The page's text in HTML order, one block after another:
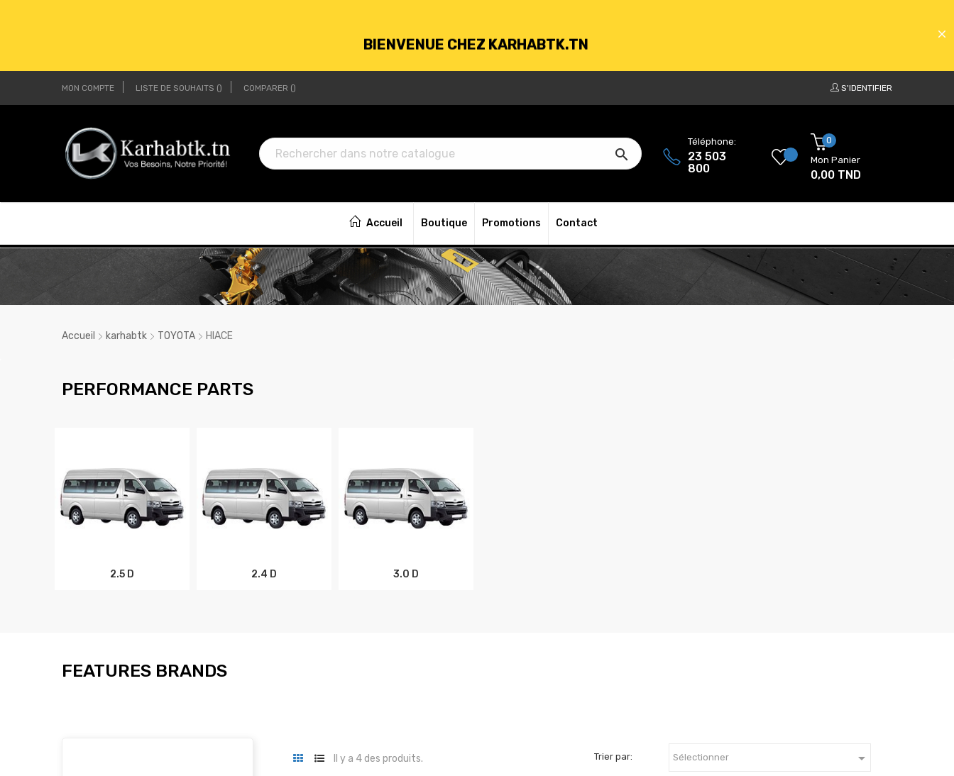
LIVRAISON GRATUITE À PARTIR DE 250DT D'ACHATS
BIENVENUE CHEZ KARHABTK.TN
LIVRAISON GRATUITE À PARTIR DE 250DT D'ACHATS
MON COMPTE LISTE DE SOUHAITS COMPARER S'IDENTIFIER

Téléphone:
23 503
800
0
Mon Panier
0,00 TND
Accueil Boutique Promotions Contact
Accueil karhabtk TOYOTA HIACE
PERFORMANCE PARTS
2.5 D 2.4 D 3.0 D
FEATURES BRANDS
Il y a 4 des produits. Trier par: Sélectionner 